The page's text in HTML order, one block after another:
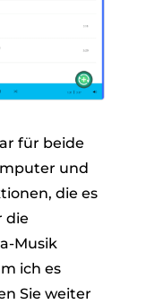
für beide
und
die es
die
Musik
ich es
Sie weiter